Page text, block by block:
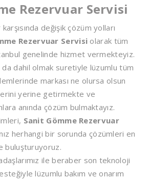
Rezervuar Servisi
değişik çözüm yolları
Rezervuar Servisi olarak tüm
genelinde hizmet vermekteyiz.
dahil olmak suretiyle lüzumlu tüm
markası ne olursa olsun
yerine getirmekte ve
anında çözüm bulmaktayız.
Sanit Gömme Rezervuar
herhangi bir sorunda çözümleri en
buluşturuyoruz.
ile beraber son teknoloji
lüzumlu bakım ve onarım